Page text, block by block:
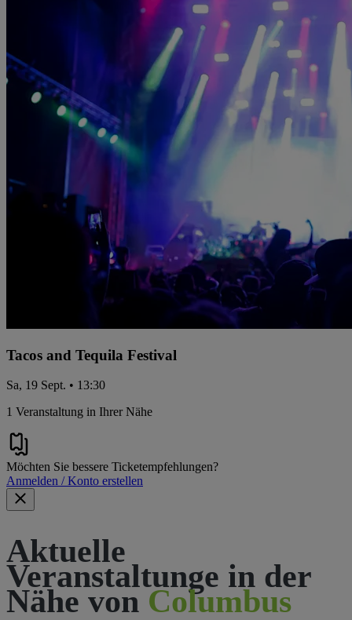
Tacos and Tequila Festival
Sa, 19 Sept. • 13:30
1 Veranstaltung in Ihrer Nähe
Möchten Sie bessere Ticketempfehlungen?
Anmelden / Konto erstellen
Aktuelle
Veranstaltunge in der
Nähe von Columbus